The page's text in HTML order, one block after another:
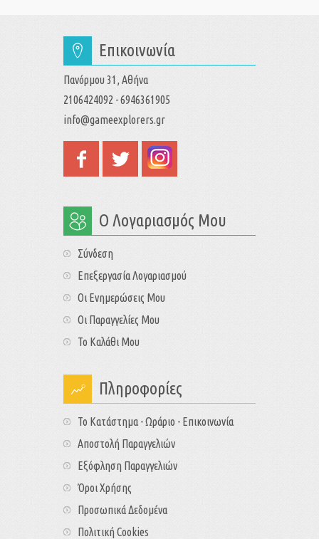
Επικοινωνία
Πανόρμου 31, Αθήνα
2106424092 - 6946361905
info@gameexplorers.gr
Ο Λογαριασμός Μου
Σύνδεση
Επεξεργασία Λογαριασμού
Οι Ενημερώσεις Μου
Οι Παραγγελίες Μου
Το Καλάθι Μου
Πληροφορίες
Το Κατάστημα - Ωράριο - Επικοινωνία
Αποστολή Παραγγελιών
Εξόφληση Παραγγελιών
Όροι Χρήσης
Προσωπικά Δεδομένα
Πολιτική Cookies